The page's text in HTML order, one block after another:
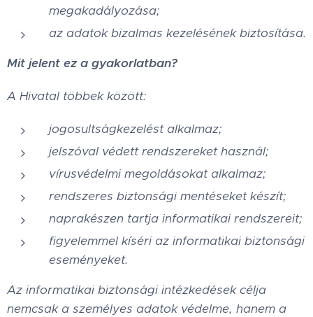
megakadályozása;
az adatok bizalmas kezelésének biztosítása.
Mit jelent ez a gyakorlatban?
A Hivatal többek között:
jogosultságkezelést alkalmaz;
jelszóval védett rendszereket használ;
vírusvédelmi megoldásokat alkalmaz;
rendszeres biztonsági mentéseket készít;
naprakészen tartja informatikai rendszereit;
figyelemmel kíséri az informatikai biztonsági
eseményeket.
Az informatikai biztonsági intézkedések célja
nemcsak a személyes adatok védelme, hanem a